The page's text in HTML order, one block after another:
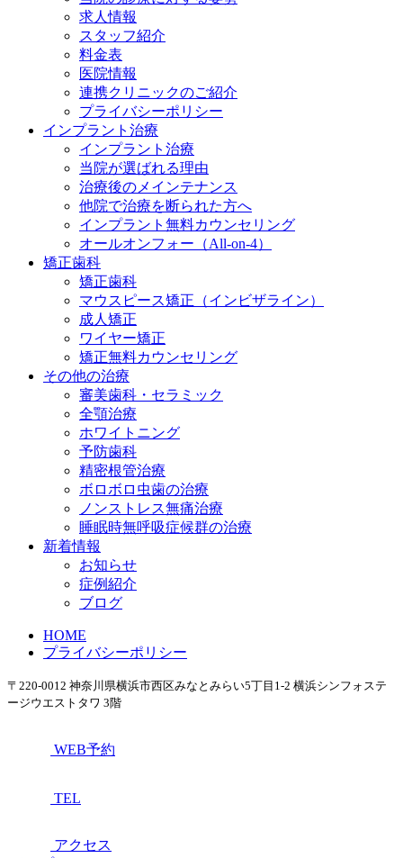
求人情報
スタッフ紹介
料金表
医院情報
連携クリニックのご紹介
プライバシーポリシー
インプラント治療
インプラント治療
当院が選ばれる理由
治療後のメインテナンス
他院で治療を断られた方へ
インプラント無料カウンセリング
オールオンフォー（All-on-4）
矯正歯科
矯正歯科
マウスピース矯正（インビザライン）
成人矯正
ワイヤー矯正
矯正無料カウンセリング
その他の治療
審美歯科・セラミック
全顎治療
ホワイトニング
予防歯科
精密根管治療
ボロボロ虫歯の治療
ノンストレス無痛治療
睡眠時無呼吸症候群の治療
新着情報
お知らせ
症例紹介
ブログ
HOME
プライバシーポリシー
〒220-0012 神奈川県横浜市西区みなとみらい5丁目1-2 横浜シンフォステ
ージウエストタワ 3階
WEB予約
TEL
アクセス